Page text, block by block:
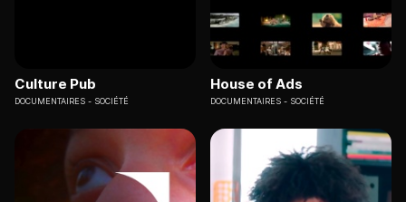
Culture Pub
DOCUMENTAIRES SOCIÉTÉ
House of Ads
DOCUMENTAIRES SOCIÉTÉ